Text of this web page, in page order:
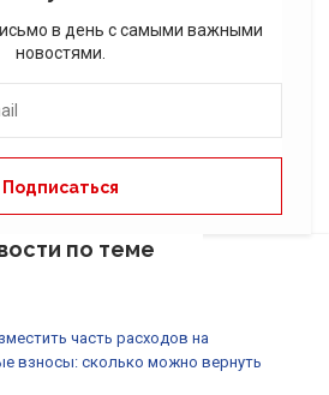
в день с самыми важными
новостями.
по теме
часть расходов на
взносы: сколько можно вернуть